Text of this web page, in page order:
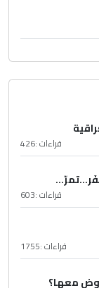
قراءات :426
قراءات :603
قراءات :1755
معها؟